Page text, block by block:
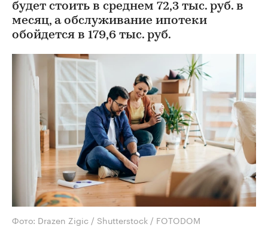
будет стоить в среднем 72,3 тыс. руб. в
месяц, а обслуживание ипотеки
обойдется в 179,6 тыс. руб.
Фото: Drazen Zigic / Shutterstock / FOTODOM